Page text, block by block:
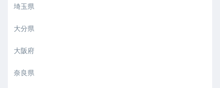
埼玉県
大分県
大阪府
奈良県